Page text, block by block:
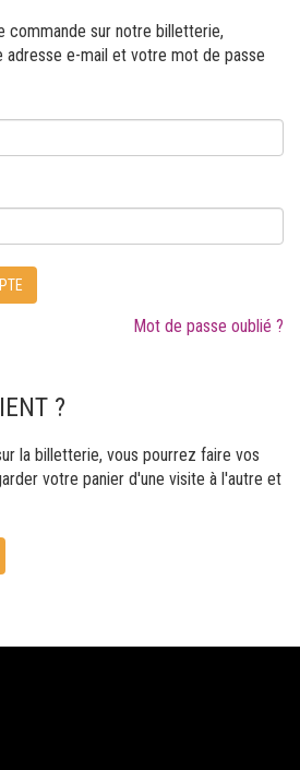
commande sur notre billetterie,
adresse e-mail et votre mot de passe
Mot de passe oublié ?
?
la billetterie, vous pourrez faire vos
votre panier d'une visite à l'autre et